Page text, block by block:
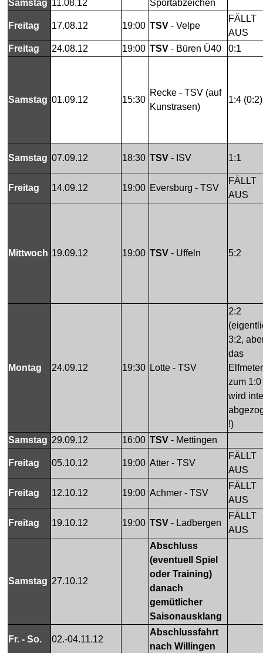
Samstag 11.08.12 Sportabzeichen
Freitag 17.08.12 19:00 TSV - Velpe
FÄLLT
AUS
Freitag
24.08.12 19:00 TSV - Büren Ü40 0:1
Samstag 01.09.12 15:30
Recke - TSV (auf
Kunstrasen)
1:4
Samstag 07.09.12 18:30 TSV - ISV 1:1
Freitag 14.09.12 19:00 Eversburg - TSV
FÄLLT
AUS
Mittwoch 19.09.12 19:00 TSV - Uffeln 5:2
Montag 24.09.12 19:30 Lotte - TSV
2:2
3:2,
das
zum 1:0
wird
!)
Samstag 29.09.12 16:00 TSV - Mettingen
Freitag 05.10.12 19:00 Atter - TSV
FÄLLT
AUS
Freitag 12.10.12 19:00 Achmer - TSV
FÄLLT
AUS
Freitag 19.10.12 19:00 TSV - Ladbergen
FÄLLT
AUS
Samstag 27.10.12
Abschluss
(eventuell Spiel
oder Training)
danach
gemütlicher
Saisonausklang
Fr. - So. 02.-04.11.12
Abschlussfahrt
nach Willingen